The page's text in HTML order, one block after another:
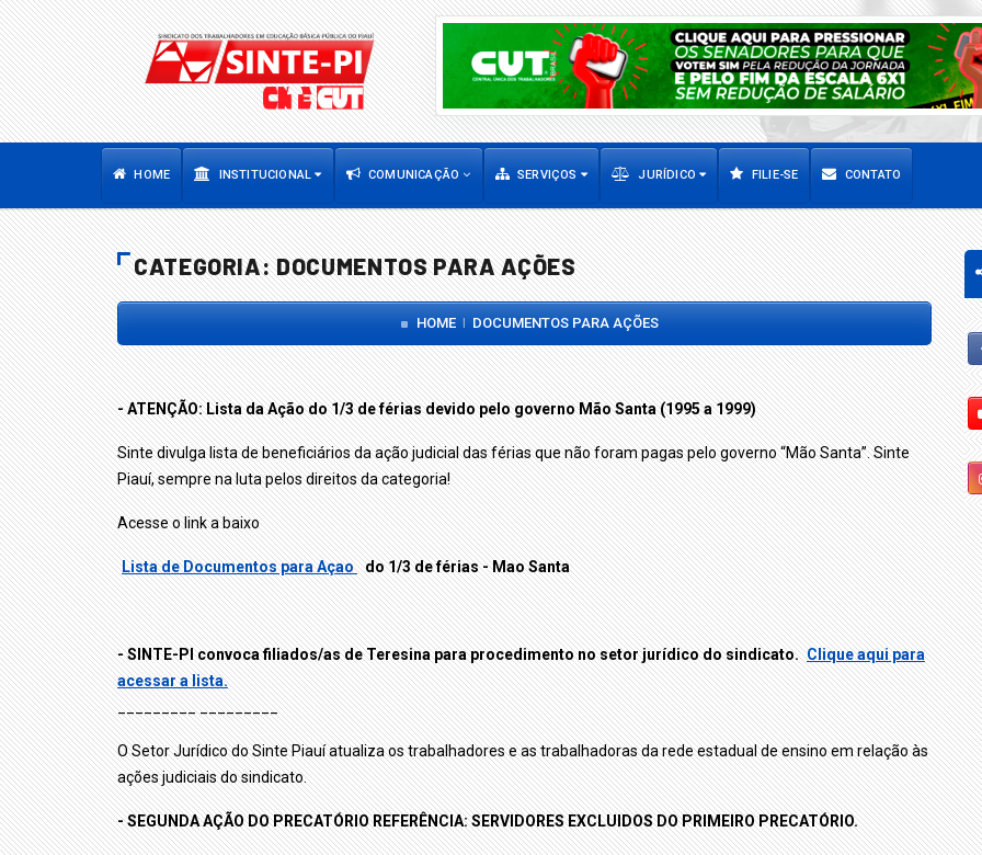
HOME INSTITUCIONAL COMUNICAÇÃO SERVIÇOS JURÍDICO FILIE-SE CONTATO
CATEGORIA: DOCUMENTOS PARA AÇÕES
HOME DOCUMENTOS PARA AÇÕES
- ATENÇÃO: Lista da Ação do 1/3 de férias devido pelo governo Mão Santa (1995 a 1999)
Sinte divulga lista de beneficiários da ação judicial das férias que não foram pagas pelo governo “Mão Santa”. Sinte
Piauí, sempre na luta pelos direitos da categoria!
Acesse o link a baixo
Lista de Documentos para Açao do 1/3 de férias- Mao Santa
- SINTE-PI convoca filiados/as de Teresina para procedimento no setor jurídico do sindicato. Clique aqui para
acessar a lista.
_________ _________
O Setor Jurídico do Sinte Piauí atualiza os trabalhadores e as trabalhadoras da rede estadual de ensino em relação às
ações judiciais do sindicato.
- SEGUNDA AÇÃO DO PRECATÓRIO REFERÊNCIA: SERVIDORES EXCLUIDOS DO PRIMEIRO PRECATÓRIO.